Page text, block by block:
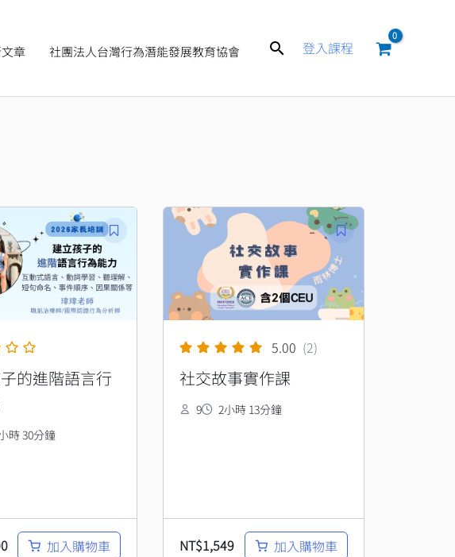
章 社團法人台灣行為潛能發展教育協會
搜
登入課程
的進階語言行
時 30分鐘
加入購物車
5.00 (2)
社交故事實作課
9 2小時 13分鐘
NT$1,549 加入購物車